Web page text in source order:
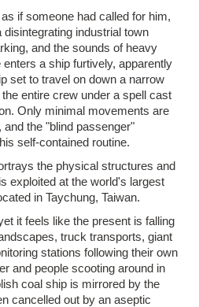
if someone had called for him,
industrial town
and the sounds of heavy
a ship furtively, apparently
set to travel on down a narrow
entire crew under a spell cast
Only minimal movements are
the "blind passenger"
self-contained routine.
the physical structures and
exploited at the world's largest
in Taychung, Taiwan.
it feels like the present is falling
truck transports, giant
stations following their own
and people scooting around in
coal ship is mirrored by the
cancelled out by an aseptic